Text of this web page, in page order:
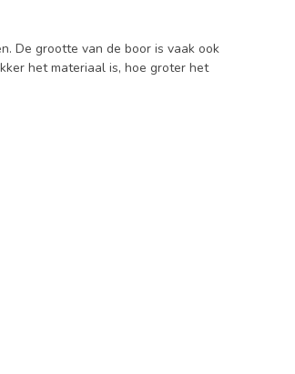
De grootte van de boor is vaak ook
het materiaal is, hoe groter het